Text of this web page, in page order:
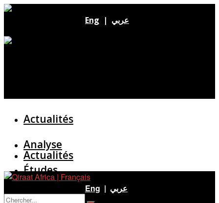
Eng | عربي
Actualités
Analyse
Études
Entretien
Actualités
Eng | عربي